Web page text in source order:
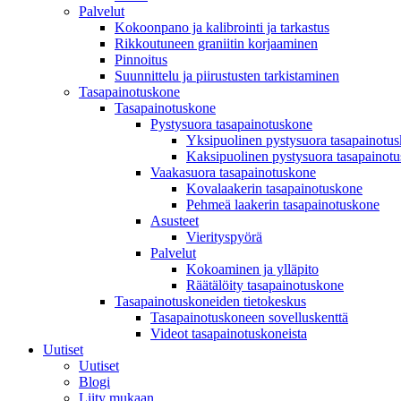
Palvelut
Kokoonpano ja kalibrointi ja tarkastus
Rikkoutuneen graniitin korjaaminen
Pinnoitus
Suunnittelu ja piirustusten tarkistaminen
Tasapainotuskone
Tasapainotuskone
Pystysuora tasapainotuskone
Yksipuolinen pystysuora
Kaksipuolinen pystysuora
Vaakasuora tasapainotuskone
Kovalaakerin tasapainotuskone
Pehmeä laakerin tasapainotuskone
Asusteet
Vierityspyörä
Palvelut
Kokoaminen ja ylläpito
Räätälöity tasapainotuskone
Tasapainotuskoneiden tietokeskus
Tasapainotuskoneen sovelluskenttä
Videot tasapainotuskoneista
Uutiset
Uutiset
Blogi
Liity mukaan